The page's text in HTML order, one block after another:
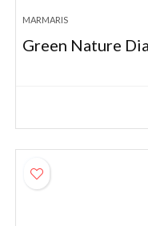
MARMARIS
Green Nature